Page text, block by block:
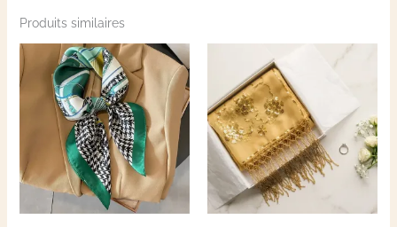
Produits similaires
Les